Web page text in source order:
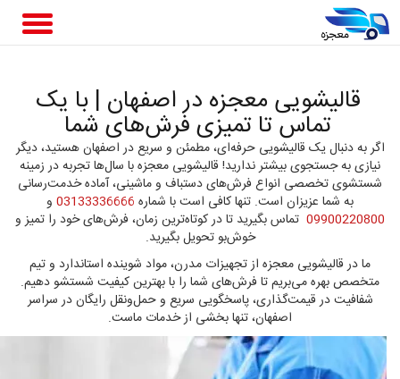
قالیشویی معجزه در اصفهان | با یک
تماس تا تمیزی فرش‌های شما
اگر به دنبال یک قالیشویی حرفه‌ای، مطمئن و سریع در اصفهان هستید، دیگر
نیازی به جستجوی بیشتر ندارید! قالیشویی معجزه با سال‌ها تجربه در زمینه
شستشوی تخصصی انواع فرش‌های دستباف و ماشینی، آماده خدمت‌رسانی
به شما عزیزان است. تنها کافی است با شماره 03133336666 و
09900220800 تماس بگیرید تا در کوتاه‌ترین زمان، فرش‌های خود را تمیز و
خوش‌بو تحویل بگیرید.
ما در قالیشویی معجزه از تجهیزات مدرن، مواد شوینده استاندارد و تیم
متخصص بهره می‌بریم تا فرش‌های شما را با بهترین کیفیت شستشو دهیم.
شفافیت در قیمت‌گذاری، پاسخگویی سریع و حمل‌ونقل رایگان در سراسر
اصفهان، تنها بخشی از خدمات ماست.